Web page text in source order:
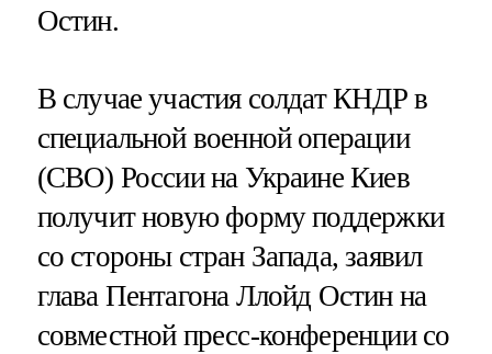
Остин.
В случае участия солдат КНДР в
специальной военной операции
(СВО) России на Украине Киев
получит новую форму поддержки
со стороны стран Запада, заявил
глава Пентагона Ллойд Остин на
совместной пресс-конференции со